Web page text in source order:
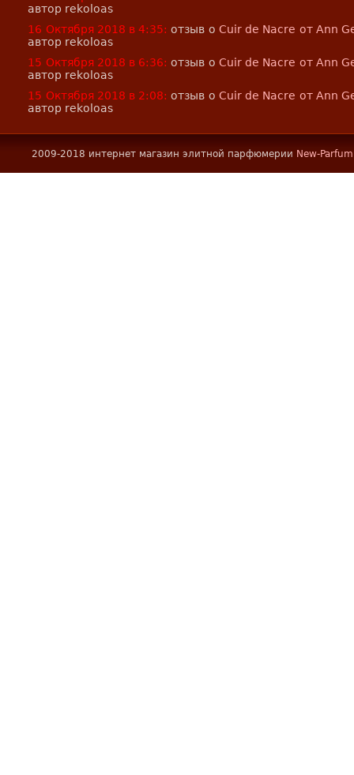
автор rekoloas
16 Октября 2018 в 4:35: отзыв о Cuir de Nacre от Ann
автор rekoloas
15 Октября 2018 в 6:36: отзыв о Cuir de Nacre от Ann
автор rekoloas
15 Октября 2018 в 2:08: отзыв о Cuir de Nacre от Ann
автор rekoloas
2009-2018 интернет магазин элитной парфюмерии New-